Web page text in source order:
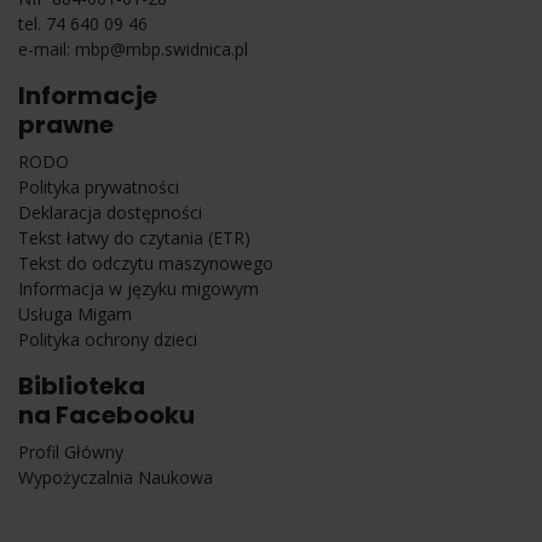
tel. 74 640 09 46
e-mail: mbp@mbp.swidnica.pl
Informacje
prawne
RODO
Polityka prywatności
Deklaracja dostępności
Tekst łatwy do czytania (ETR)
Tekst do odczytu maszynowego
Informacja w języku migowym
Usługa Migam
Polityka ochrony dzieci
Biblioteka
na Facebooku
Profil Główny
Wypożyczalnia Naukowa